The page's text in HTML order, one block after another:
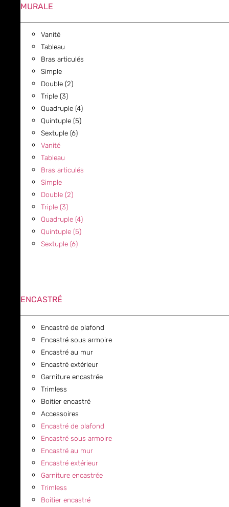
MURALE
Vanité
Tableau
Bras articulés
Simple
Double (2)
Triple (3)
Quadruple (4)
Quintuple (5)
Sextuple (6)
Vanité
Tableau
Bras articulés
Simple
Double (2)
Triple (3)
Quadruple (4)
Quintuple (5)
Sextuple (6)
ENCASTRÉ
Encastré de plafond
Encastré sous armoire
Encastré au mur
Encastré extérieur
Garniture encastrée
Trimless
Boitier encastré
Accessoires
Encastré de plafond
Encastré sous armoire
Encastré au mur
Encastré extérieur
Garniture encastrée
Trimless
Boitier encastré